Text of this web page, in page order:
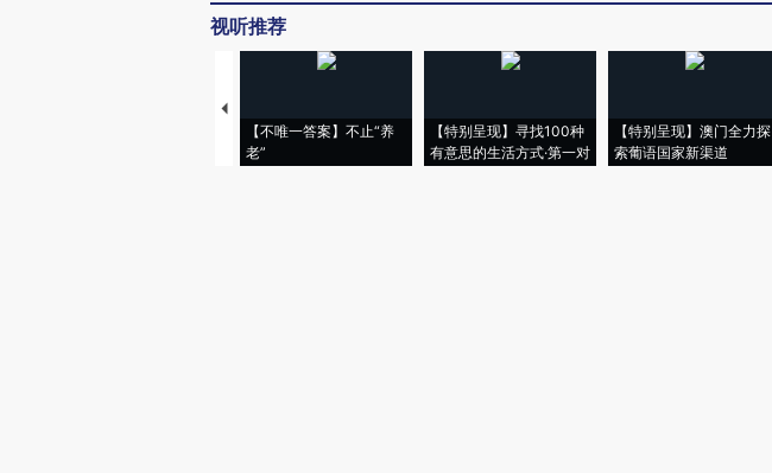
视听推荐
【不唯一答案】不止“养
老”
【特别呈现】寻找100种
有意思的生活方式·第一对
【特别呈现】澳门全力探
索葡语国家新渠道